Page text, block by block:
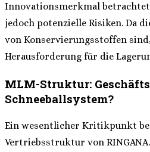
Innovationsmerkmal
jedoch potenzielle Risiken. Da
von Konservierungsstoffen
Herausforderung für die
MLM-Struktur:
Schneeballsystem?
Ein wesentlicher Kritikpunkt
Vertriebsstruktur von